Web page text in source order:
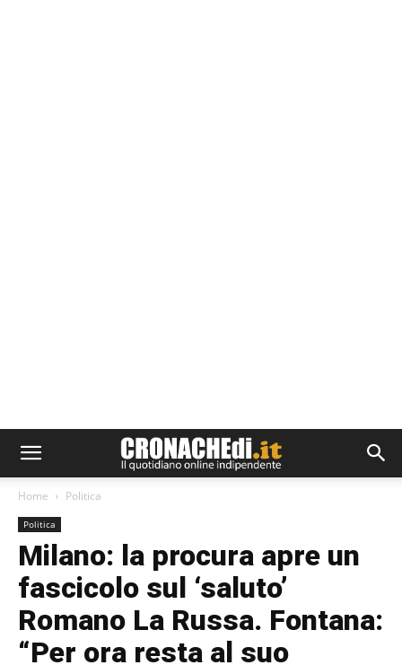
Home Politica
Politica
Milano: la procura apre un
fascicolo sul ‘saluto’
Romano La Russa. Fontana:
“Per ora resta al suo